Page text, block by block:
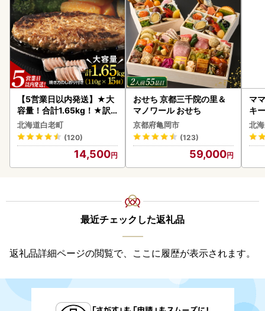
【5営業日以内発送】★大
容量！合計1.65kg！★訳
あり・牛の里ビーフハンバ
ーグ(110ｇ5枚入）×3 AG
058
北海道白老町
(120)
14,500
おせち 京都三千院の里＆
マノワール おせち
京都府亀岡市
(123)
59,000
マ
キ
ズ
0
北
最近チェックした返礼品
返礼品詳細ページの閲覧で、ここに履歴が表示されます。